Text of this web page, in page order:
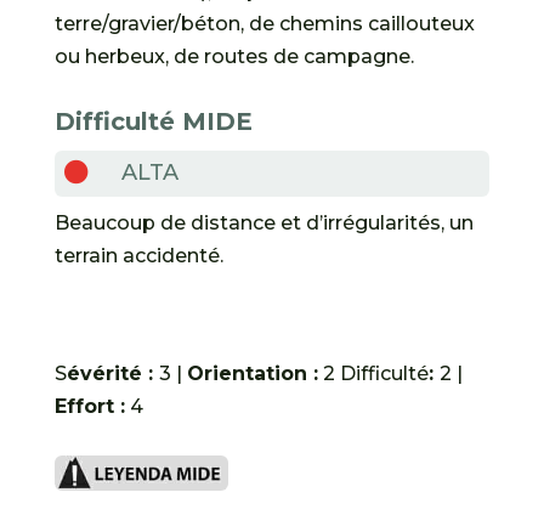
terre/gravier/béton, de chemins caillouteux
ou herbeux, de routes de campagne.
Difficulté MIDE
 ALTA
Beaucoup de distance et d’irrégularités, un
terrain accidenté.
Sévérité : 3 | Orientation :2 Difficulté: 2 |
Effort :4